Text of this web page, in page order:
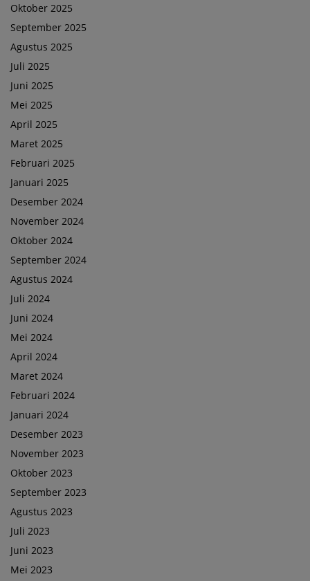
Oktober 2025
September 2025
Agustus 2025
Juli 2025
Juni 2025
Mei 2025
April 2025
Maret 2025
Februari 2025
Januari 2025
Desember 2024
November 2024
Oktober 2024
September 2024
Agustus 2024
Juli 2024
Juni 2024
Mei 2024
April 2024
Maret 2024
Februari 2024
Januari 2024
Desember 2023
November 2023
Oktober 2023
September 2023
Agustus 2023
Juli 2023
Juni 2023
Mei 2023